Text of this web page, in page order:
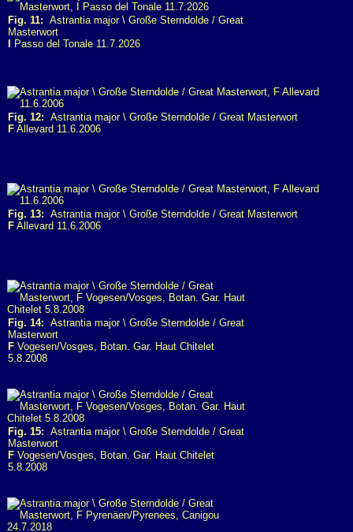
Fig. 11: Astrantia major \ Große Sterndolde / Great
Masterwort
Passo del Tonale 11.7.2026
Fig. 12: Astrantia major \ Große Sterndolde / Great Masterwort
F Allevard 11.6.2006
Fig. 13: Astrantia major \ Große Sterndolde / Great Masterwort
F Allevard 11.6.2006
Fig. 14: Astrantia major \ Große Sterndolde / Great
Masterwort
F Vogesen/Vosges, Botan. Gar. Haut Chitelet
5.8.2008
Fig. 15: Astrantia major \ Große Sterndolde / Great
Masterwort
F Vogesen/Vosges, Botan. Gar. Haut Chitelet
5.8.2008